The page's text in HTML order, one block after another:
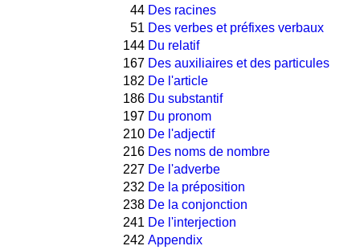
44 Des racines
51 Des verbes et préfixes verbaux
144 Du relatif
167 Des auxiliaires et des particules
182 De l'article
186 Du substantif
197 Du pronom
210 De l'adjectif
216 Des noms de nombre
227 De l'adverbe
232 De la préposition
238 De la conjonction
241 De l'interjection
242 Appendix